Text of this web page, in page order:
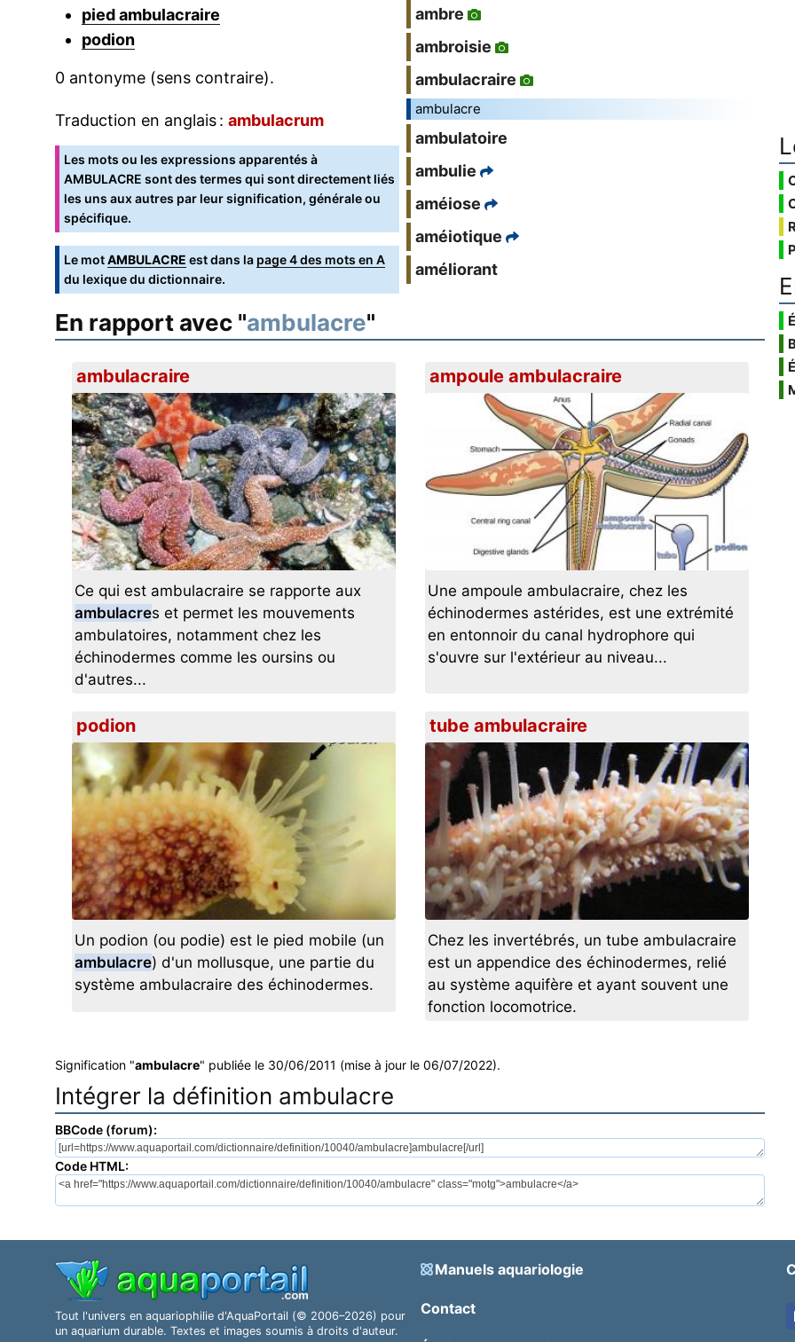
pied ambulacraire
podion
0 antonyme (sens contraire).
Traduction en anglais : ambulacrum
Les mots ou les expressions apparentés à
AMBULACRE sont des termes qui sont directement liés
les uns aux autres par leur signification, générale ou
spécifique.
Le motAMBULACRE est dans la page 4 des mots en A
du lexique du dictionnaire.
ambre
ambroisie
ambulacraire
ambulacre
ambulatoire
ambulie
améiose
améiotique
améliorant
En rapport avec "ambulacre"
ambulacraire
Ce qui est ambulacraire se rapporte aux
ambulacres et permet les mouvements
ambulatoires, notamment chez les
échinodermes comme les oursins ou
d'autres...
ampoule ambulacraire
Une ampoule ambulacraire, chez les
échinodermes astérides, est une extrémité
en entonnoir du canal hydrophore qui
s'ouvre sur l'extérieur au niveau...
podion
Un podion (ou podie) est le pied mobile (un
ambulacre) d'un mollusque, une partie du
système ambulacraire des échinodermes.
tube ambulacraire
Chez les invertébrés, un tube ambulacraire
est un appendice des échinodermes, relié
au système aquifère et ayant souvent une
fonction locomotrice.
Signification "ambulacre" publiée le 30/06/2011 (mise à jour le 06/07/2022).
Intégrer la définition ambulacre
BBCode (forum):
Code HTML:
Tout l'univers en aquariophilie d'AquaPortail (© 2006–2026) pour
un aquarium durable. Textes et images soumis à droits d'auteur.
Manuels aquariologie
Contact